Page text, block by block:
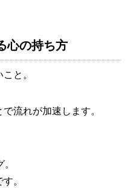
心の持ち方
と。
で流れが加速します。
。